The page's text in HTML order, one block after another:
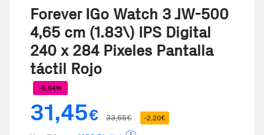
Forever IGo Watch 3 JW-500
4,65 cm (1.83\) IPS Digital
240 x 284 Pixeles Pantalla
táctil Rojo
-6,54%
31,45€ 33,65€ -2,20€